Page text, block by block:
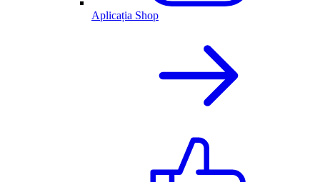
Aplicația Shop